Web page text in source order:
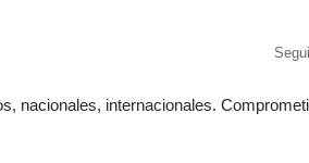
nacionales, internacionales.